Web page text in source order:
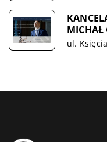
MICHAŁ
ul.